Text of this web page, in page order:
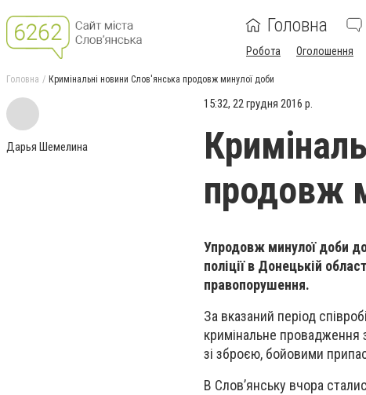
Головна
Робота Оголошення
Головна Кримінальні новини Слов'янська продовж минулої доби
Дарья Шемелина
15:32, 22 грудня 2016 р.
продовж
Упродовж минулої доби до
поліції в Донецькій
правопорушення.
За вказаний період
кримінальне провадження
зі зброєю, бойовими
В Слов’янську вчора